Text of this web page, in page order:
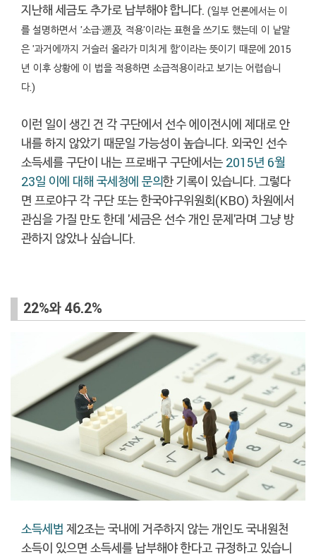
지난해 세금도 추가로 납부해야 합니다. (일부 언론에서는 이
를 설명하면서 '소급·遡及 적용'이라는 표현을 쓰기도 했는데 이 낱말
은 '과거에까지 거슬러 올라가 미치게 함'이라는 뜻이기 때문에 2015
년 이후 상황에 이 법을 적용하면 소급적용이라고 보기는 어렵습니
다.)
이런 일이 생긴 건 각 구단에서 선수 에이전시에 제대로 안
내를 하지 않았기 때문일 가능성이 높습니다. 외국인 선수
소득세를 구단이 내는 프로배구 구단에서는 2015년 6월
23일 이에 대해 국세청에 문의한 기록이 있습니다. 그렇다
면 프로야구 각 구단 또는 한국야구위원회(KBO) 차원에서
관심을 가질 만도 한데 '세금은 선수 개인 문제'라며 그냥 방
관하지 않았나 싶습니다.
22%와 46.2%
소득세법 제2조는 국내에 거주하지 않는 개인도 국내원천
소득이 있으면 소득세를 납부해야 한다고 규정하고 있습니